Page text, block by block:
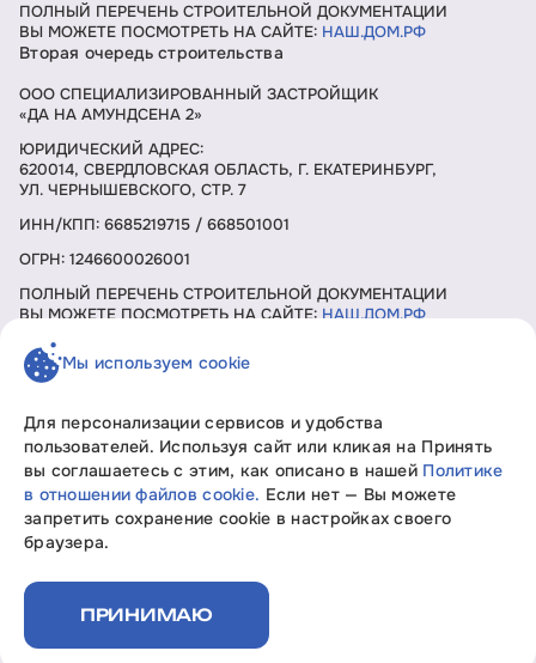
ПОЛНЫЙ ПЕРЕЧЕНЬ СТРОИТЕЛЬНОЙ ДОКУМЕНТАЦИИ
ВЫ МОЖЕТЕ ПОСМОТРЕТЬ НА САЙТЕ: НАШ.ДОМ.РФ
Вторая очередь строительства
ООО СПЕЦИАЛИЗИРОВАННЫЙ ЗАСТРОЙЩИК
«ДА НА АМУНДСЕНА 2»
ЮРИДИЧЕСКИЙ АДРЕС:
620014, СВЕРДЛОВСКАЯ ОБЛАСТЬ, Г. ЕКАТЕРИНБУРГ,
УЛ. ЧЕРНЫШЕВСКОГО, СТР. 7
ИНН/КПП: 6685219715 / 668501001
ОГРН: 1246600026001
ПОЛНЫЙ ПЕРЕЧЕНЬ СТРОИТЕЛЬНОЙ ДОКУМЕНТАЦИИ
ВЫ МОЖЕТЕ ПОСМОТРЕТЬ НА САЙТЕ: НАШ.ДОМ.РФ
Девелопмент без границ «Свобода мысли»
Вся информация, представленная на данном сайте, носит
исключительно информационный характер, не является
офертой или публичной офертой согласно ст. 435, п. 2 ст.
Документы на строительство
Мы используем cookie
Для персонализации сервисов и удобства
пользователей. Используя сайт или кликая на Принять
вы соглашаетесь с этим, как описано в нашей Политике
в отношении файлов cookie. Если нет — Вы можете
запретить сохранение cookie в настройках своего
браузера.
ПРИНИМАЮ